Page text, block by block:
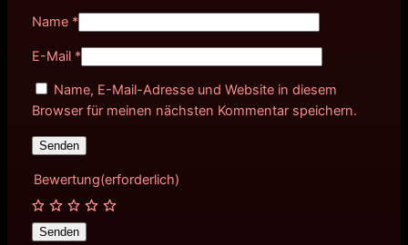
Name *
E-Mail *
Name, E-Mail-Adresse und Website in diesem
Browser für meinen nächsten Kommentar speichern.
Bewertung(erforderlich)
Senden